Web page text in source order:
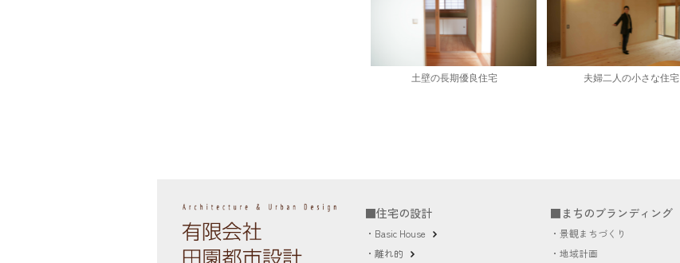
土壁の長期優良住宅 夫婦二人の小さな住宅
■住宅の設計
・Basic House
・離れ的
■まちのブランディング
・景観まちづくり
・地域計画